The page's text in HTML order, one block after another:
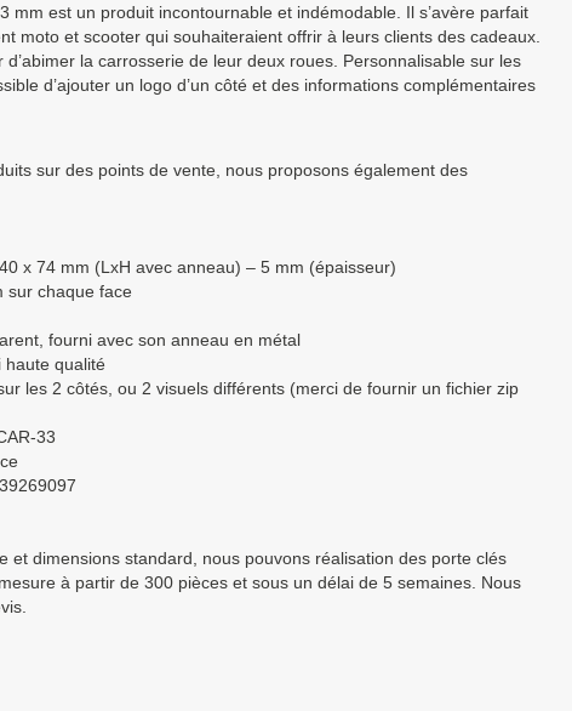
mm est un produit incontournable et indémodable. Il s’avère parfait
moto et scooter qui souhaiteraient offrir à leurs clients des cadeaux.
d’abimer la carrosserie de leur deux roues. Personnalisable sur les
d’ajouter un logo d’un côté et des informations complémentaires
sur des points de vente, nous proposons également des
x 74 mm (LxH avec anneau) – 5 mm (épaisseur)
sur chaque face
fourni avec son anneau en métal
haute qualité
les 2 côtés, ou 2 visuels différents (merci de fournir un fichier zip
33
39269097
et dimensions standard, nous pouvons réalisation des porte clés
à partir de 300 pièces et sous un délai de 5 semaines. Nous